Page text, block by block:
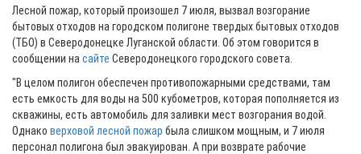
Лесной пожар, который произошел 7 июля, вызвал возгорание
бытовых отходов на городском полигоне твердых бытовых отходов
(ТБО) в Северодонецке Луганской области. Об этом говорится в
сообщении на сайте Северодонецкого городского совета.
"В целом полигон обеспечен противопожарными средствами, там
есть емкость для воды на 500 кубометров, которая пополняется из
скважины, есть автомобиль для заливки мест возгорания водой.
Однако верховой лесной пожар была слишком мощным, и 7 июля
персонал полигона был эвакуирован. А при возврате рабочие